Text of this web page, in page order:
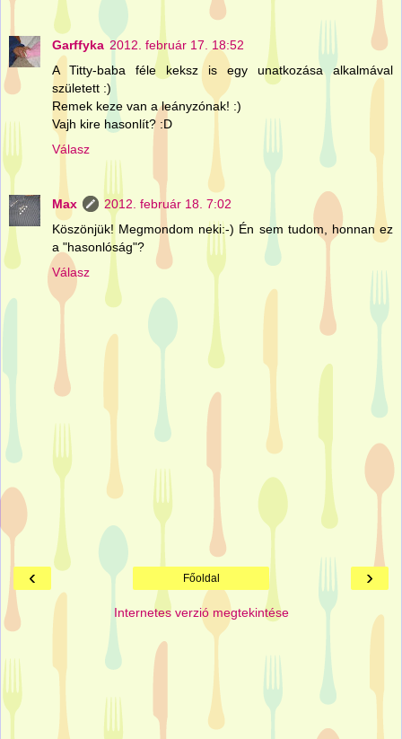
Garffyka 2012. február 17. 18:52
A Titty-baba féle keksz is egy unatkozása alkalmával
született :)
Remek keze van a leányzónak! :)
Vajh kire hasonlít? :D
Válasz
Max
2012. február 18. 7:02
Köszönjük! Megmondom neki:-) Én sem tudom, honnan ez
a "hasonlóság"?
Válasz
‹ ›
Főoldal
Internetes verzió megtekintése